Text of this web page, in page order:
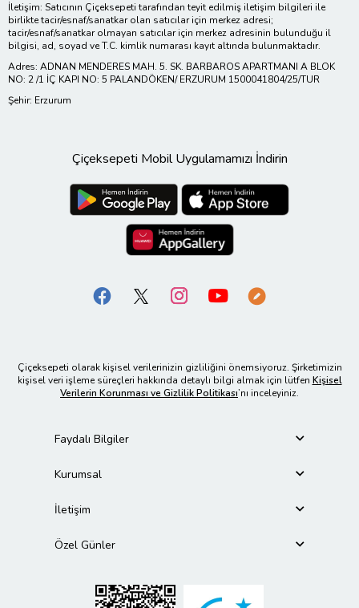
İletişim: Satıcının Çiçeksepeti tarafından teyit edilmiş iletişim bilgileri ile
birlikte tacir/esnaf/sanatkar olan satıcılar için merkez adresi;
tacir/esnaf/sanatkar olmayan satıcılar için merkez adresinin bulunduğu il
bilgisi, ad, soyad ve T.C. kimlik numarası kayıt altında bulunmaktadır.
Adres: ADNAN MENDERES MAH. 5. SK. BARBAROS APARTMANI A BLOK
NO: 2 /1 İÇ KAPI NO: 5 PALANDÖKEN/ ERZURUM 1500041804/25/TUR
Şehir: Erzurum
Çiçeksepeti Mobil Uygulamamızı İndirin
Çiçeksepeti olarak kişisel verilerinizin gizliliğini önemsiyoruz. Şirketimizin
kişisel veri işleme süreçleri hakkında detaylı bilgi almak için lütfen Kişisel
Verilerin Korunması ve Gizlilik Politikası’nı inceleyiniz.
Faydalı Bilgiler
Kurumsal
İletişim
Özel Günler